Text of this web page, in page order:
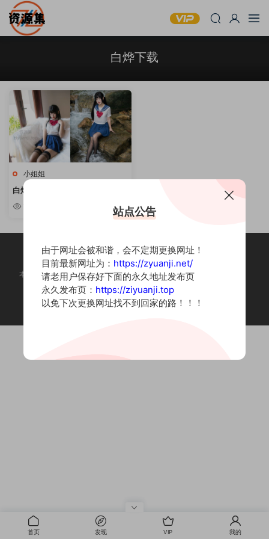
白烨下载
小姐姐
白烨 – COSPLAY写真资源合集
[持续更新]
本站为摄影写真图片网站，内容来自网络收集整理，仅作个人学习使用。
如有违法内容请联系删除
Copyright © 2022 资源集
首页 发现 VIP 我的
站点公告
由于网址会被和谐，会不定期更换网址！
目前最新网址为： https://zyuanji.net/
请老用户保存好下面的永久地址发布页
永久发布页： https://ziyuanji.top
以免下次更换网址找不到回家的路！！！